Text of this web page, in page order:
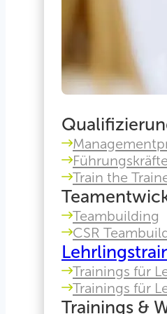
Train the
Teambuilding
CSR
Trainings für
Trainings für
Trainings &